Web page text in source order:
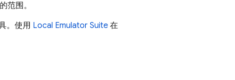
范围。
。使用 Local Emulator Suite 在